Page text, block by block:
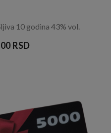
10 godina 43% vol.
RSD